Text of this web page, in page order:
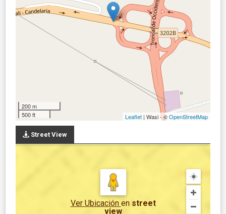
200 m
500 ft
Leaflet | Wasi - ©OpenStreetMap
Street View
Ver Ubicación en street
view